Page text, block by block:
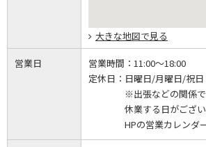
大きな地図で見る
営業日 営業時間： 11:00～18:00
定休日： 日曜日/月曜日/祝日
※出張などの関係で
休業する日がござい
HPの営業カレンダ